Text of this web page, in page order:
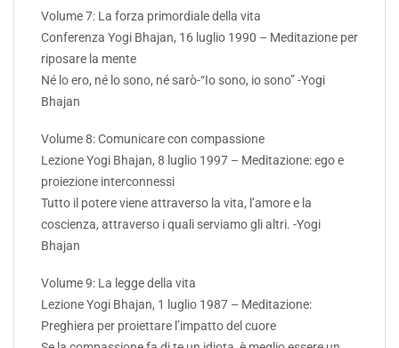
Volume 7: La forza primordiale della vita
Conferenza Yogi Bhajan, 16 luglio 1990 – Meditazione per
riposare la mente
Né lo ero, né lo sono, né sarò-“Io sono, io sono” -Yogi
Bhajan
Volume 8: Comunicare con compassione
Lezione Yogi Bhajan, 8 luglio 1997 – Meditazione: ego e
proiezione interconnessi
Tutto il potere viene attraverso la vita, l’amore e la
coscienza, attraverso i quali serviamo gli altri. -Yogi
Bhajan
Volume 9: La legge della vita
Lezione Yogi Bhajan, 1 luglio 1987 – Meditazione:
Preghiera per proiettare l’impatto del cuore